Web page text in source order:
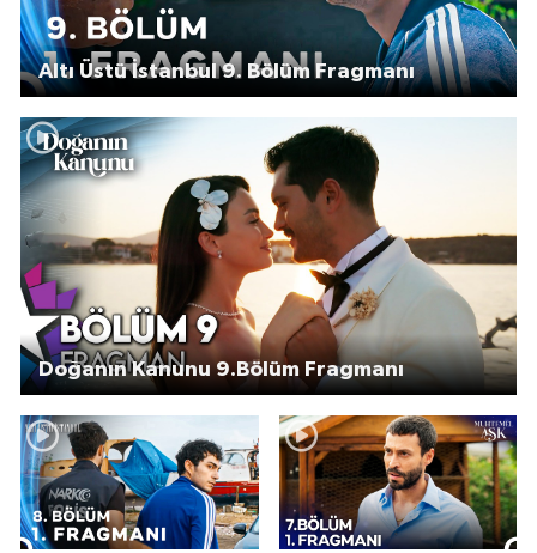
Altı Üstü İstanbul 9. Bölüm Fragmanı
Doğanın Kanunu 9.Bölüm Fragmanı